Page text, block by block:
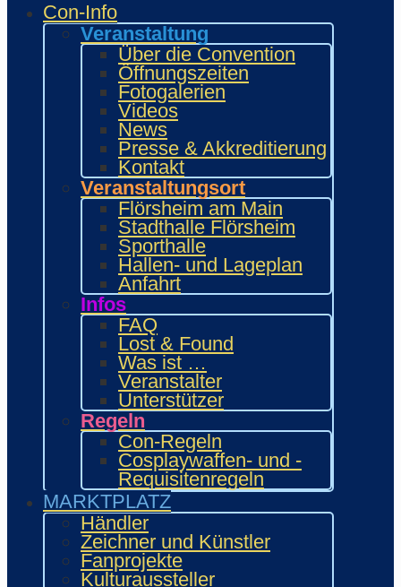
Con-Info
Veranstaltung
Über die Convention
Öffnungszeiten
Fotogalerien
Videos
News
Presse & Akkreditierung
Kontakt
Veranstaltungsort
Flörsheim am Main
Stadthalle Flörsheim
Sporthalle
Hallen- und Lageplan
Anfahrt
Infos
FAQ
Lost & Found
Was ist …
Veranstalter
Unterstützer
Regeln
Con-Regeln
Cosplaywaffen- und -
Requisitenregeln
MARKTPLATZ
Händler
Zeichner und Künstler
Fanprojekte
Kulturaussteller
MARKTPLATZ
Händler
Zeichner und Künstler
Fanprojekte
Kulturaussteller
Bring and Buy
Food Area
Maidcafé
INTERAKTIV
Workshops und Präsentationen
Gamesroom
Trading Card Games (TCG)
Brettspiele
Karaoke
Wettbewerbe
ENTERTAINMENT
Ehrengäste
Showacts
Anime-Kino
Kulturprogramm
Cosplayball
Programm
Programm 2026
Wie.MAI.KAI App
Vergangenes Con-Programm
Bewerbung
Händler
Zeichner & Künstler
Aussteller & Fanprojekte
Showacts
Workshops & Präsentationen